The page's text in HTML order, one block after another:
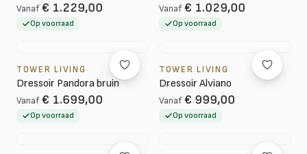
Vanaf € 1.229,00
Op voorraad
Vanaf € 1.029,00
Op voorraad
TOWER LIVING
Dressoir Pandora bruin
Vanaf € 1.699,00
Op voorraad
TOWER LIVING
Dressoir Alviano
Vanaf € 999,00
Op voorraad